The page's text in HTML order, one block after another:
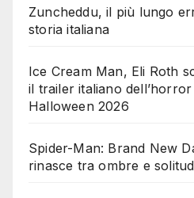
Zuncheddu, il più lungo
storia italiana
Ice Cream Man, Eli Roth
il trailer italiano
Halloween 2026
Spider-Man: Brand New
rinasce tra ombre e